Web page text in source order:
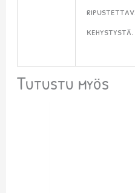
kehystystä.
Tutustu myös